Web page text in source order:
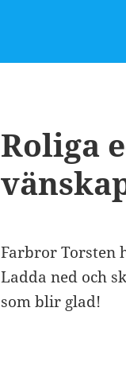
Roliga
Farbror Torsten
Ladda ned och
som blir glad!